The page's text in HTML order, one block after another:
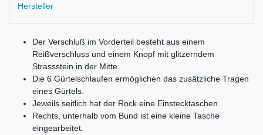
Hersteller
Der Verschluß im Vorderteil besteht aus einem
Reißverschluss und einem Knopf mit glitzerndem
Strassstein in der Mitte.
Die 6 Gürtelschlaufen ermöglichen das zusätzliche Tragen
eines Gürtels.
Jeweils seitlich hat der Rock eine Einstecktaschen.
Rechts, unterhalb vom Bund ist eine kleine Tasche
eingearbeitet.